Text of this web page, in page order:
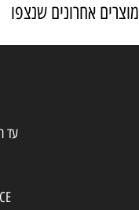
מוצרים אחרונים שנצפו
עד